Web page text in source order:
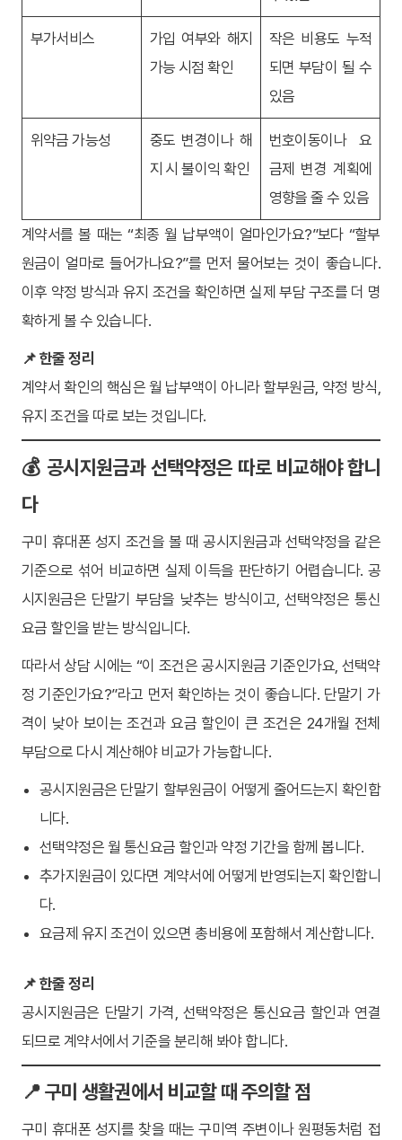
부가서비스
가입 여부와 해지
가능 시점 확인
작은 비용도 누적
되면 부담이 될 수
있음
위약금 가능성
중도 변경이나 해
지 시 불이익 확인
번호이동이나 요
금제 변경 계획에
영향을 줄 수 있음
계약서를 볼 때는 “최종 월 납부액이 얼마인가요?”보다 “할부
원금이 얼마로 들어가나요?”를 먼저 물어보는 것이 좋습니다.
이후 약정 방식과 유지 조건을 확인하면 실제 부담 구조를 더 명
확하게 볼 수 있습니다.
📌 한줄 정리
계약서 확인의 핵심은 월 납부액이 아니라 할부원금, 약정 방식,
유지 조건을 따로 보는 것입니다.
💰 공시지원금과 선택약정은 따로 비교해야 합니
다
구미 휴대폰 성지 조건을 볼 때 공시지원금과 선택약정을 같은
기준으로 섞어 비교하면 실제 이득을 판단하기 어렵습니다. 공
시지원금은 단말기 부담을 낮추는 방식이고, 선택약정은 통신
요금 할인을 받는 방식입니다.
따라서 상담 시에는 “이 조건은 공시지원금 기준인가요, 선택약
정 기준인가요?”라고 먼저 확인하는 것이 좋습니다. 단말기 가
격이 낮아 보이는 조건과 요금 할인이 큰 조건은 24개월 전체
부담으로 다시 계산해야 비교가 가능합니다.
공시지원금은 단말기 할부원금이 어떻게 줄어드는지 확인합
니다.
선택약정은 월 통신요금 할인과 약정 기간을 함께 봅니다.
추가지원금이 있다면 계약서에 어떻게 반영되는지 확인합니
다.
요금제 유지 조건이 있으면 총비용에 포함해서 계산합니다.
📌 한줄 정리
공시지원금은 단말기 가격, 선택약정은 통신요금 할인과 연결
되므로 계약서에서 기준을 분리해 봐야 합니다.
📍 구미 생활권에서 비교할 때 주의할 점
구미 휴대폰 성지를 찾을 때는 구미역 주변이나 원평동처럼 접